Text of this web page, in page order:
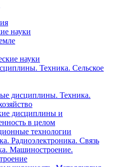
науки
науки
Техника. Сельское
дисциплины. Техника.
дисциплины и
в целом
технологии
Радиоэлектроника. Связь
Машиностроение.